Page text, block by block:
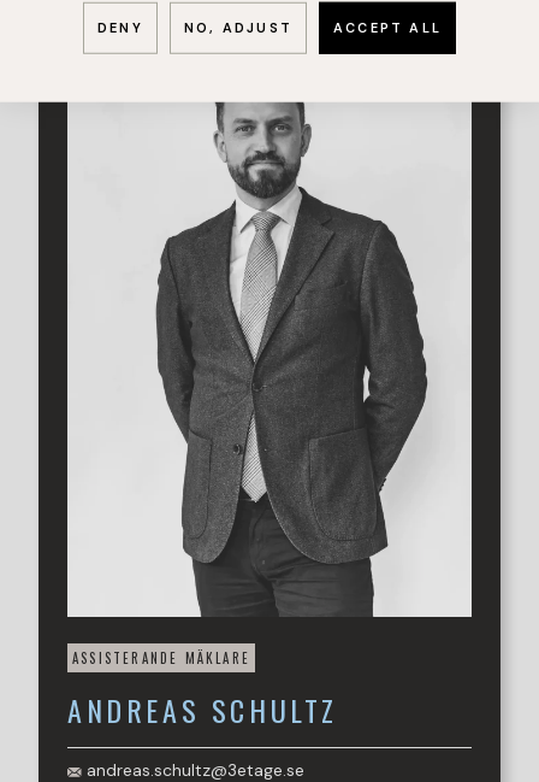
ASSISTERANDE MÄKLARE
ANDREAS SCHULTZ
andreas.schultz@3etage.se
DENY NO, ADJUST ACCEPT ALL